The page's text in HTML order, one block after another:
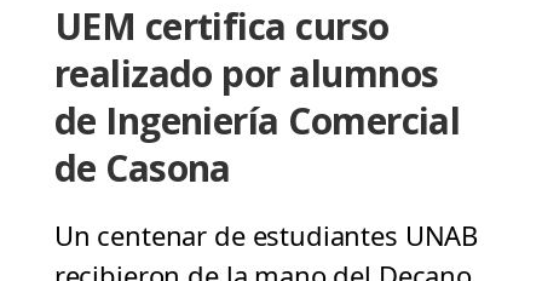
UEM certifica curso
realizado por alumnos
de Ingeniería Comercial
de Casona
Un centenar de estudiantes UNAB